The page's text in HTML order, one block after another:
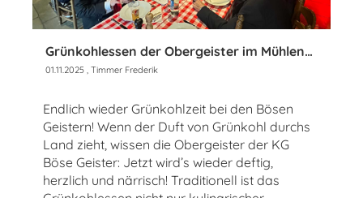
Grünkohlessen der Obergeister im Mühlenhof
01.11.2025 , Timmer Frederik
Endlich wieder Grünkohlzeit bei den Bösen
Geistern! Wenn der Duft von Grünkohl durchs
Land zieht, wissen die Obergeister der KG
Böse Geister: Jetzt wird’s wieder deftig,
herzlich und närrisch! Traditionell ist das